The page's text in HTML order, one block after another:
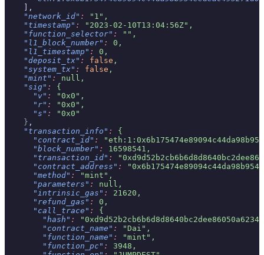
    ],
    "network_id"
:
"1",
    "timestamp"
:
"2023-02-10T13:04:56Z",
    "function_selector"
:
"",
    "l1_block_number"
:
0,
    "l1_timestamp"
:
0,
    "deposit_tx"
: false ,
    "system_tx"
: false ,
    "mint"
:
null,
    "sig"
:
{
      "v"
:
"0x0",
      "r"
:
"0x0",
      "s"
:
"0x0"
    }
,
    "transaction_info"
:
{
      "contract_id"
:
      "block_number"
:
16598541,
      "transaction_id"
:
      "contract_address"
:
      "method"
:
"mint",
      "parameters"
:
null,
      "intrinsic_gas"
:
21620,
      "refund_gas"
:
0,
      "call_trace"
:
{
        "hash"
:
        "contract_name"
:
"Dai",
        "function_name"
:
"mint",
        "function_pc"
:
3948,